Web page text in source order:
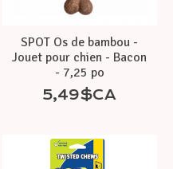
SPOT Os de bambou -
Jouet pour chien - Bacon
- 7,25 po
5,49$CA